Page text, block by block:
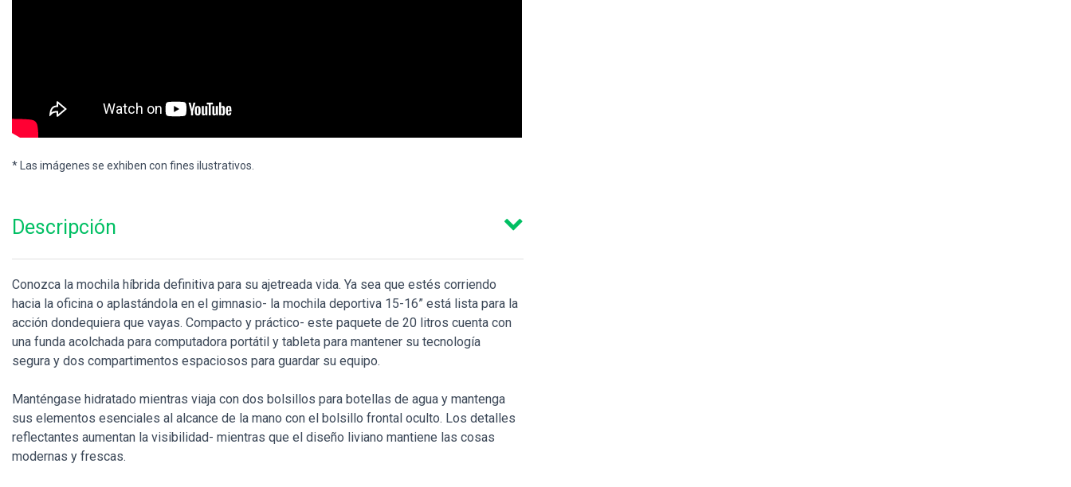
* Las imágenes se exhiben con fines ilustrativos.
Descripción
Conozca la mochila híbrida definitiva para su ajetreada vida. Ya sea que estés corriendo
hacia la oficina o aplastándola en el gimnasio- la mochila deportiva 15-16” está lista para la
acción dondequiera que vayas. Compacto y práctico- este paquete de 20 litros cuenta con
una funda acolchada para computadora portátil y tableta para mantener su tecnología
segura y dos compartimentos espaciosos para guardar su equipo.
Manténgase hidratado mientras viaja con dos bolsillos para botellas de agua y mantenga
sus elementos esenciales al alcance de la mano con el bolsillo frontal oculto. Los detalles
reflectantes aumentan la visibilidad- mientras que el diseño liviano mantiene las cosas
modernas y frescas.